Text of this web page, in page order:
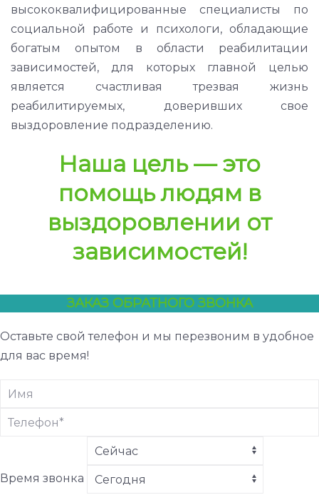
высококвалифицированные специалисты по
социальной работе и психологи, обладающие
богатым опытом в области реабилитации
зависимостей, для которых главной целью
является счастливая трезвая жизнь
реабилитируемых, доверивших свое
выздоровление подразделению.
Наша цель — это
помощь людям в
выздоровлении от
зависимостей!
ЗАКАЗ ОБРАТНОГО ЗВОНКА
Оставьте свой телефон и мы перезвоним в удобное
для вас время!
Время звонка